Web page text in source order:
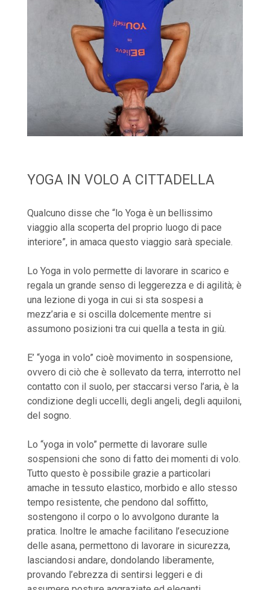
YOGA IN VOLO A CITTADELLA
Qualcuno disse che “lo Yoga è un bellissimo
viaggio alla scoperta del proprio luogo di pace
interiore”, in amaca questo viaggio sarà speciale.
Lo Yoga in volo permette di lavorare in scarico e
regala un grande senso di leggerezza e di agilità; è
una lezione di yoga in cui si sta sospesi a
mezz’aria e si oscilla dolcemente mentre si
assumono posizioni tra cui quella a testa in giù.
E’ “yoga in volo” cioè movimento in sospensione,
ovvero di ciò che è sollevato da terra, interrotto nel
contatto con il suolo, per staccarsi verso l’aria, è la
condizione degli uccelli, degli angeli, degli aquiloni,
del sogno.
Lo “yoga in volo” permette di lavorare sulle
sospensioni che sono di fatto dei momenti di volo.
Tutto questo è possibile grazie a particolari
amache in tessuto elastico, morbido e allo stesso
tempo resistente, che pendono dal soffitto,
sostengono il corpo o lo avvolgono durante la
pratica. Inoltre le amache facilitano l’esecuzione
delle asana, permettono di lavorare in sicurezza,
lasciandosi andare, dondolando liberamente,
provando l’ebrezza di sentirsi leggeri e di